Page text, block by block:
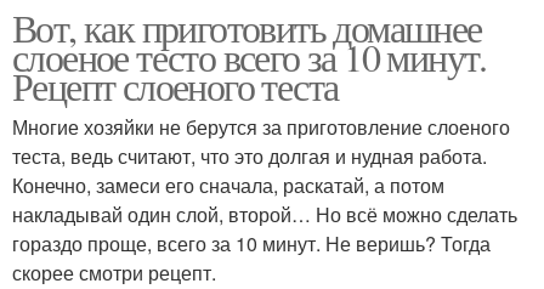
Вот, как приготовить домашнее
слоеное тесто всего за 10 минут.
Рецепт слоеного теста
Многие хозяйки не берутся за приготовление слоеного
теста, ведь считают, что это долгая и нудная работа.
Конечно, замеси его сначала, раскатай, а потом
накладывай один слой, второй… Но всё можно сделать
гораздо проще, всего за 10 минут. Не веришь? Тогда
скорее смотри рецепт.